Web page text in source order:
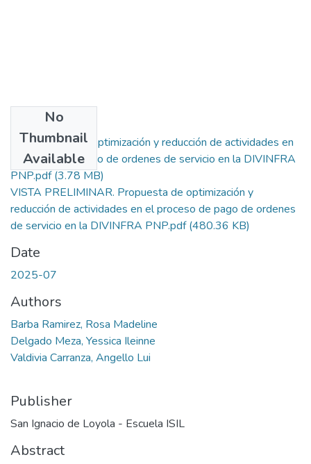
No
Thumbnail
Available
Propuesta de optimización y reducción de actividades en
el proceso de pago de ordenes de servicio en la DIVINFRA
PNP.pdf(3.78 MB)
VISTA PRELIMINAR. Propuesta de optimización y
reducción de actividades en el proceso de pago de ordenes
de servicio en la DIVINFRA PNP.pdf(480.36 KB)
Date
2025-07
Authors
Barba Ramirez, Rosa Madeline
Delgado Meza, Yessica Ileinne
Valdivia Carranza, Angello Lui
Publisher
San Ignacio de Loyola - Escuela ISIL
Abstract